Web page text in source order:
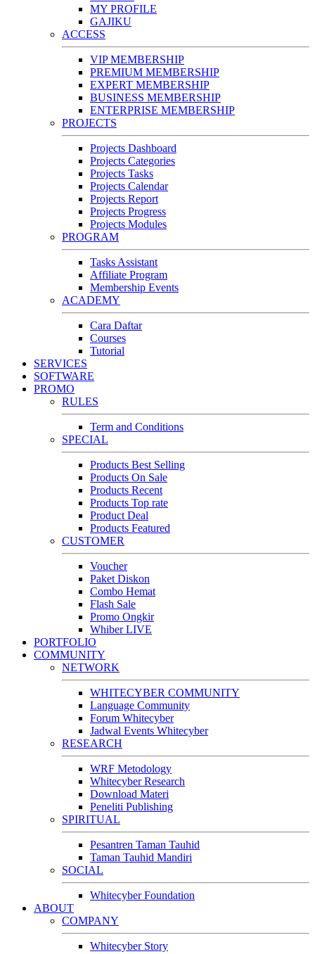
MY PROFILE
GAJIKU
ACCESS
VIP MEMBERSHIP
PREMIUM MEMBERSHIP
EXPERT MEMBERSHIP
BUSINESS MEMBERSHIP
ENTERPRISE MEMBERSHIP
PROJECTS
Projects Dashboard
Projects Categories
Projects Tasks
Projects Calendar
Projects Report
Projects Progress
Projects Modules
PROGRAM
Tasks Assistant
Affiliate Program
Membership Events
ACADEMY
Cara Daftar
Courses
Tutorial
SERVICES
SOFTWARE
PROMO
RULES
Term and Conditions
SPECIAL
Products Best Selling
Products On Sale
Products Recent
Products Top rate
Product Deal
Products Featured
CUSTOMER
Voucher
Paket Diskon
Combo Hemat
Flash Sale
Promo Ongkir
Whiber LIVE
PORTFOLIO
COMMUNITY
NETWORK
WHITECYBER COMMUNITY
Language Community
Forum Whitecyber
Jadwal Events Whitecyber
RESEARCH
WRF Metodology
Whitecyber Research
Download Materi
Peneliti Publishing
SPIRITUAL
Pesantren Taman Tauhid
Taman Tauhid Mandiri
SOCIAL
Whitecyber Foundation
ABOUT
COMPANY
Whitecyber Story